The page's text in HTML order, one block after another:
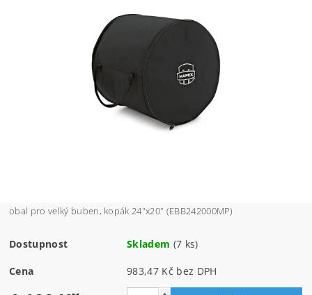
obal pro velký buben, kopák 24"x20" (EBB242000MP)
Dostupnost Skladem (7 ks)
Cena 983,47 Kč bez DPH